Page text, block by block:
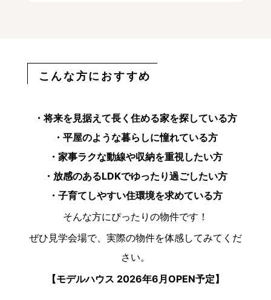
こんな方におすすめ
・将来を見据えて長く住める家を探している方
・平屋のような暮らしに憧れている方
・家事ラクな動線や収納を重視したい方
・放感のあるLDKでゆったり過ごしたい方
・子育てしやすい住環境を求めている方
そんな方にぴったりの物件です！
ぜひ見学会場で、実際の物件を体感してみてくだ
さい。
【モデルハウス 2026年6 月OPEN予定】